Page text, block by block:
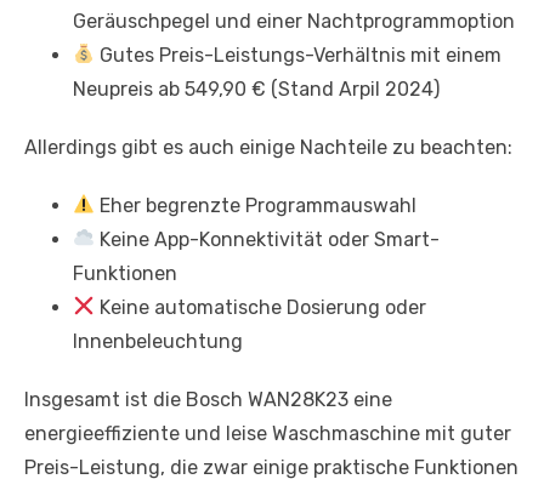
Geräuschpegel und einer Nachtprogrammoption
Gutes Preis-Leistungs-Verhältnis mit einem
Neupreis ab 549,90 € (Stand Arpil 2024)
Allerdings gibt es auch einige Nachteile zu beachten:
Eher begrenzte Programmauswahl
Keine App-Konnektivität oder Smart-
Funktionen
Keine automatische Dosierung oder
Innenbeleuchtung
Insgesamt ist die Bosch WAN28K23 eine
energieeffiziente und leise Waschmaschine mit guter
Preis-Leistung, die zwar einige praktische Funktionen